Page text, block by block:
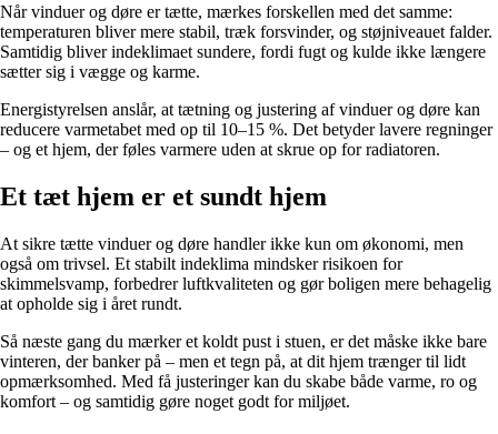
Når vinduer og døre er tætte, mærkes forskellen med det samme:
temperaturen bliver mere stabil, træk forsvinder, og støjniveauet falder.
Samtidig bliver indeklimaet sundere, fordi fugt og kulde ikke længere
sætter sig i vægge og karme.
Energistyrelsen anslår, at tætning og justering af vinduer og døre kan
reducere varmetabet med op til 10–15 %. Det betyder lavere regninger
– og et hjem, der føles varmere uden at skrue op for radiatoren.
Et tæt hjem er et sundt hjem
At sikre tætte vinduer og døre handler ikke kun om økonomi, men
også om trivsel. Et stabilt indeklima mindsker risikoen for
skimmelsvamp, forbedrer luftkvaliteten og gør boligen mere behagelig
at opholde sig i året rundt.
Så næste gang du mærker et koldt pust i stuen, er det måske ikke bare
vinteren, der banker på – men et tegn på, at dit hjem trænger til lidt
opmærksomhed. Med få justeringer kan du skabe både varme, ro og
komfort – og samtidig gøre noget godt for miljøet.